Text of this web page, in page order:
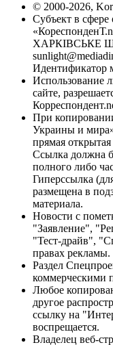
© 2000-2026,
Субъект в
ХАРКІВСЬКЕ
Идентификатор
Использование
сайте,
При
Украины и
прямая
Ссылка должна
полного либо
Гиперссылка
размещена в
материала.
Новости с
"Заявление",
"Тест-драйв",
правах рекламы.
Раздел
коммерческими
Любое
другое
ссылку на
воспрещается.
Владелец веб-